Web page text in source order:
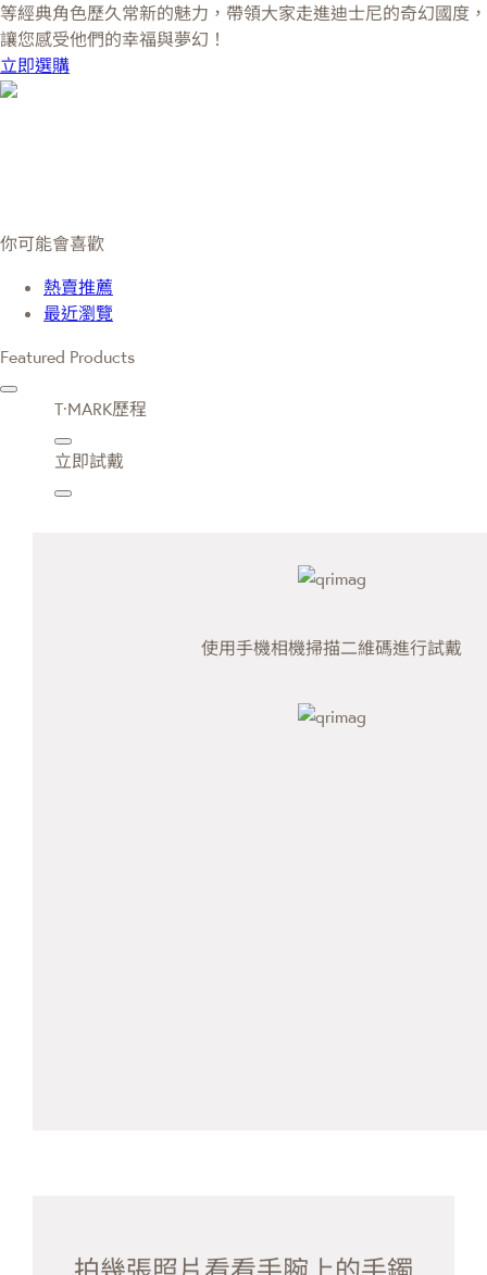
等經典角色歷久常新的魅力，帶領大家走進迪士尼的奇幻國度，
讓您感受他們的幸福與夢幻！
立即選購
你可能會喜歡
熱賣推薦
最近瀏覽
Featured Products
T·MARK歷程
立即試戴
使用手機相機掃描二維碼進行試戴